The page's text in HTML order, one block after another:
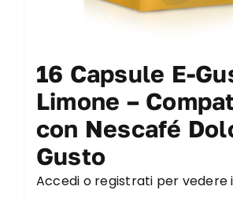
16 Capsule E-
Limone –
con Nescafé
Gusto
Accedi o registrati per vedere